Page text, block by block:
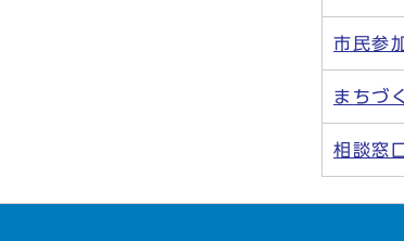
市民参
まちづ
相談窓口